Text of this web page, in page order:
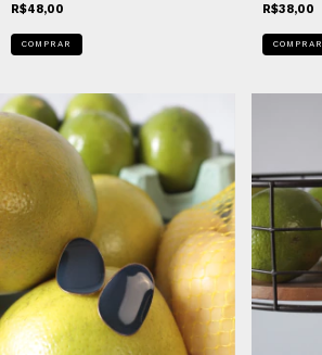
R$48,00
COMPRAR
R$38,00
COMPRAR